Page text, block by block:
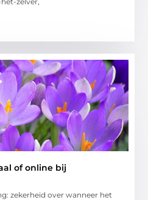
of online bij
zekerheid over wanneer het